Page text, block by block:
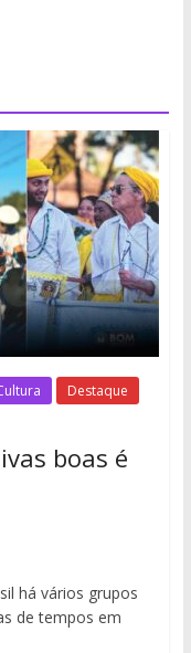
Destaque
boas é
há vários grupos
de tempos em